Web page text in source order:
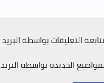
التعليقات بواسطة البريد
الجديدة بواسطة